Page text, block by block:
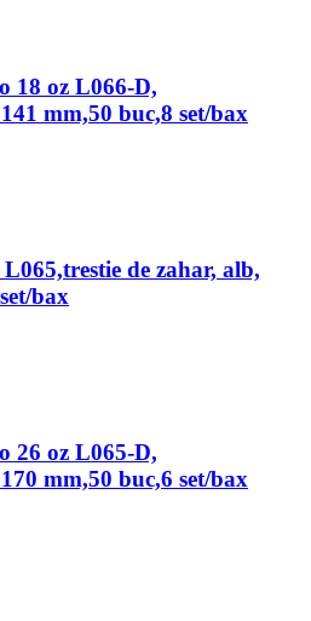
18 oz L066-D,
mm,50 buc,8 set/bax
de zahar, alb,
bax
26 oz L065-D,
mm,50 buc,6 set/bax